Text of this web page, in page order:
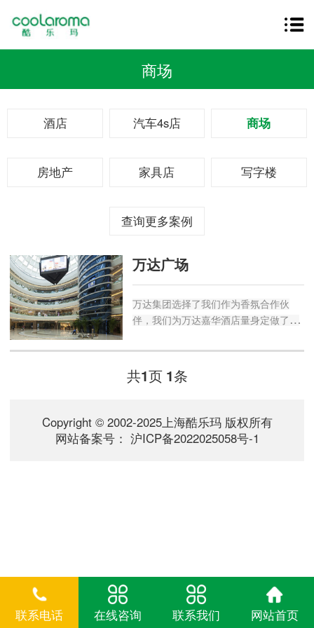
商场
酒店 汽车4s店 商场
房地产 家具店 写字楼
查询更多案例
万达广场
万达集团选择了我们作为香氛合作伙
伴，我们为万达嘉华酒店量身定做了绿
香氛，为万达瑞华酒店定做了百里香香
氛，万达商场也采用了多种定制香氛。
干净新鲜、放松镇静的香氛能够通过嗅
系。我们在工程控制上采用了无线控制
系统，让前台电脑控制酒店每个房间...
共1页 1条
Copyright © 2002-2025上海酷乐玛 版权所有
网站备案号： 沪ICP备2022025058号-1
联系电话 在线咨询 联系我们 网站首页